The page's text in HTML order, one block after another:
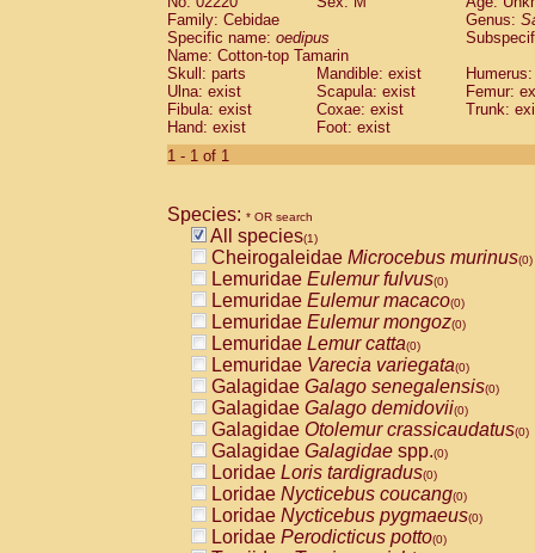
Cebidae Saguinus leucopus (0)
Cebidae
CebidaeSaguinus mystax
Cebidae Saguinus nigricollis (0)
Cebidae Saguinus oedipus
Cebidae Saguinus weddelli
Cebidae Saguinusspp.
Cebidae
CebidaeCebus capucinus
CebidaeCebus nigrivittatus
CebidaeCebus spp.(0)
CebidaeSaimiri boliviensis(0)
CebidaeSaimiri sciureus(0)
AtelidaeAlouatta caraya(0)
AtelidaeAlouatta fusca(0)
AtelidaeAlouatta seniculus(0)
AtelidaeAlouattaspp.(0)
AtelidaeAteles belzebuth(0)
AtelidaeAteles geoffroyi(0)
AtelidaeAteles paniscus(0)
AtelidaeAtelesspp.(0)
AtelidaeLagothrix lagothricha(0)
AtelidaeLagothrix lagothricha cana
PitheciidaeCacajao calvus
Family: Cebidae
Genus:
Specific name: oedipus
Name: Cotton-top Tamarin
Skull: parts
Mandible: exist
Ulna: exist
Scapula: exist
Femur:
Fibula: exist
Coxae: exist
Trunk:
Hand: exist
Foot: exist
1 - 1 of 1
Species: * OR search
All species(1)
Cheirogaleidae Microcebus murinus(0)
Lemuridae Eulemur fulvus(0)
Lemuridae Eulemur macaco(0)
Lemuridae Eulemur mongoz(0)
Lemuridae Lemur catta(0)
Lemuridae Varecia variegata(0)
Galagidae Galago senegalensis(0)
Galagidae Galago demidovii(0)
Galagidae Otolemur crassicaudatus(0)
Galagidae Galagidae spp.(0)
Loridae Loris tardigradus(0)
Loridae Nycticebus coucang(0)
Loridae Nycticebus pygmaeus(0)
Loridae Perodicticus potto(0)